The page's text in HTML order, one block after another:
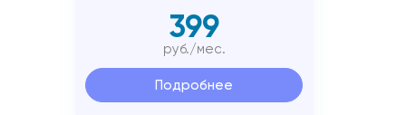
399
руб./мес.
Подробнее